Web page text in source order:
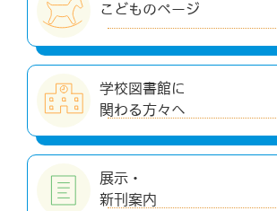
こどものページ
学校図書館に
関わる方々へ
展示・
新刊案内